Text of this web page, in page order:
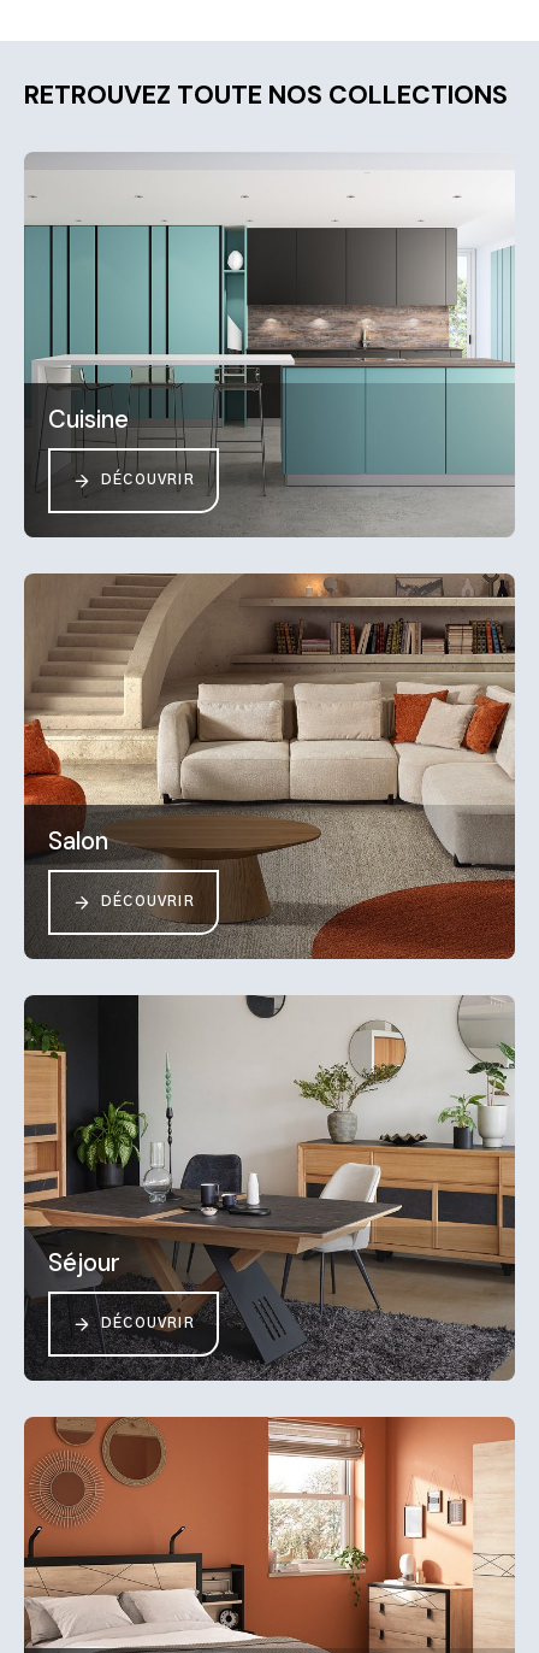
RETROUVEZ TOUTE NOS COLLECTIONS
Cuisine
DÉCOUVRIR
Salon
DÉCOUVRIR
Séjour
DÉCOUVRIR